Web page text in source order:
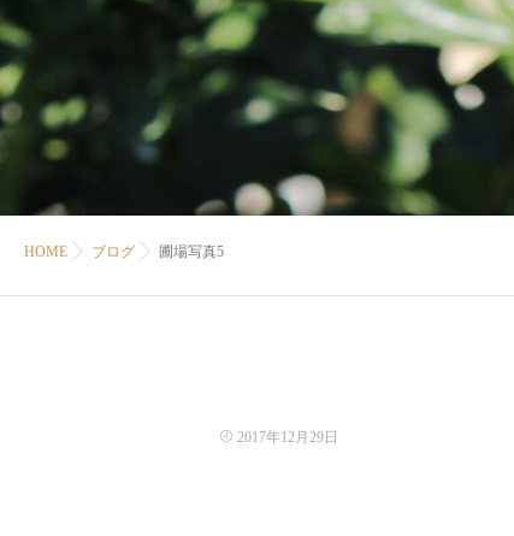
HOME ブログ 圃場写真5
2017年12月29日